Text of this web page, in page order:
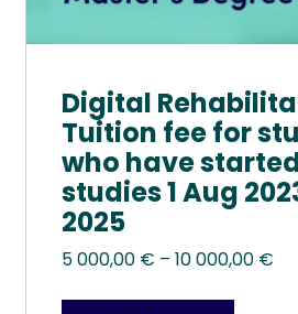
Digital
Tuition fee for
who have
studies 1 Aug
2025
5 000,00 € – 10 000,00 €